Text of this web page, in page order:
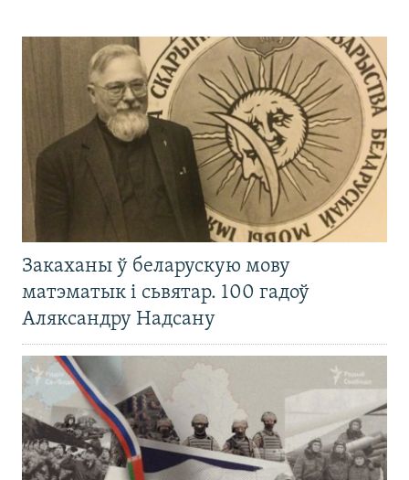
Закаханы ў беларускую мову
матэматык і сьвятар. 100 гадоў
Аляксандру Надсану